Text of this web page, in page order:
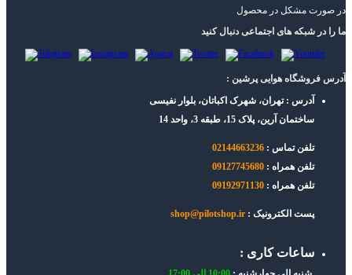
در صورت مشکل در محصول
ما را در شبکه های اجتماعی دنبال کنید
آدرس فروشگاه هوایی پرشین :
آدرس : تهران، شهرک اکباتان، بلوار نفیسی
ساختمان آرین، پلاک 15، طبقه 3، واحد 14
تلفن تماس : 02144663236
تلفن همراه : 09127745680
تلفن همراه : 09192971130
پست الکترونیک : shop@pilotshop.ir
ساعات کاری :